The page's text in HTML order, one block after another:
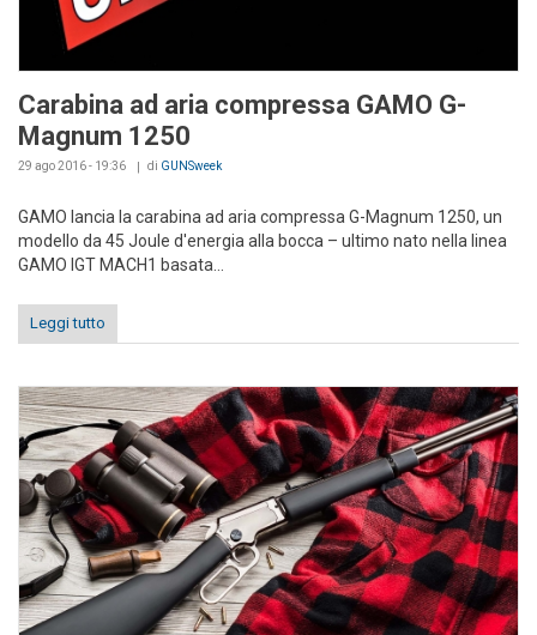
Carabina ad aria compressa GAMO G-
Magnum 1250
29 ago 2016 - 19:36 di GUNSweek
GAMO lancia la carabina ad aria compressa G-Magnum 1250, un
modello da 45 Joule d'energia alla bocca – ultimo nato nella linea
GAMO IGT MACH1 basata...
Leggi tutto